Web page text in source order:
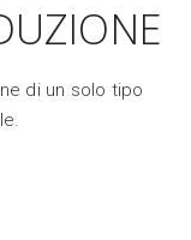
di un solo tipo